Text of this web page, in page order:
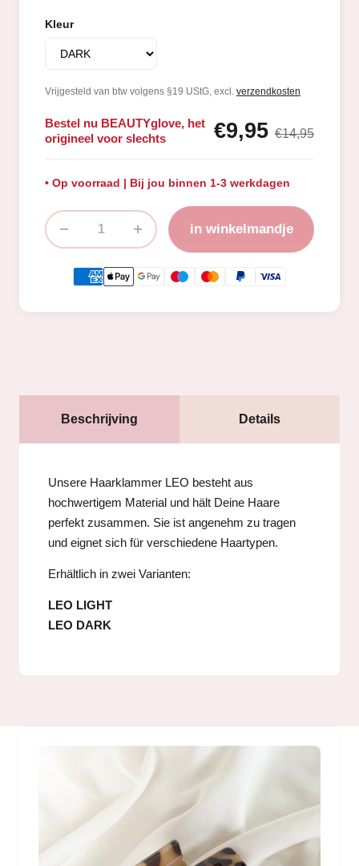
Kleur
Vrijgesteld van btw volgens §19 UStG, excl. verzendkosten
Bestel nu BEAUTYglove, het
origineel voor slechts
€9,95 €14,95
• Op voorraad | Bij jou binnen 1-3 werkdagen
−
Anzahl + in winkelmandje
Beschrijving Details
Unsere Haarklammer LEO besteht aus
hochwertigem Material und hält Deine Haare
perfekt zusammen. Sie ist angenehm zu tragen
und eignet sich für verschiedene Haartypen.
Erhältlich in zwei Varianten:
LEO LIGHT
LEO DARK